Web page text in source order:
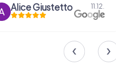
Alice Giustetto 11.12.